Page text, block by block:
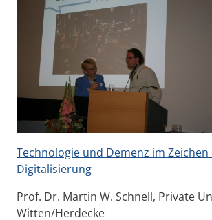
Technologie und Demenz im
Digitalisierung
Prof. Dr. Martin W. Schnell, Private
Witten/Herdecke